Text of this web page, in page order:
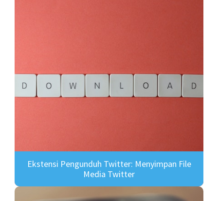
Ekstensi Pengunduh Twitter: Menyimpan File
Media Twitter